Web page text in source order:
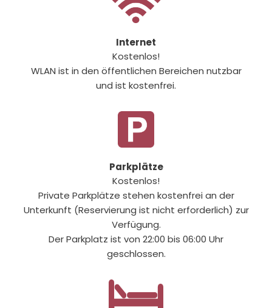
Internet
Kostenlos!
WLAN ist in den öffentlichen Bereichen nutzbar
und ist kostenfrei.
Parkplätze
Kostenlos!
Private Parkplätze stehen kostenfrei an der
Unterkunft (Reservierung ist nicht erforderlich) zur
Verfügung.
Der Parkplatz ist von 22:00 bis 06:00 Uhr
geschlossen.